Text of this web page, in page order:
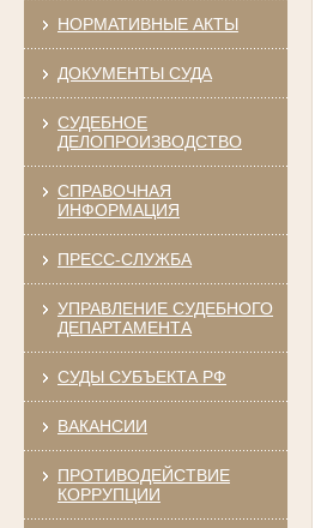
НОРМАТИВНЫЕ АКТЫ
ДОКУМЕНТЫ СУДА
СУДЕБНОЕ
ДЕЛОПРОИЗВОДСТВО
СПРАВОЧНАЯ
ИНФОРМАЦИЯ
ПРЕСС-СЛУЖБА
УПРАВЛЕНИЕ СУДЕБНОГО
ДЕПАРТАМЕНТА
СУДЫ СУБЪЕКТА РФ
ВАКАНСИИ
ПРОТИВОДЕЙСТВИЕ
КОРРУПЦИИ